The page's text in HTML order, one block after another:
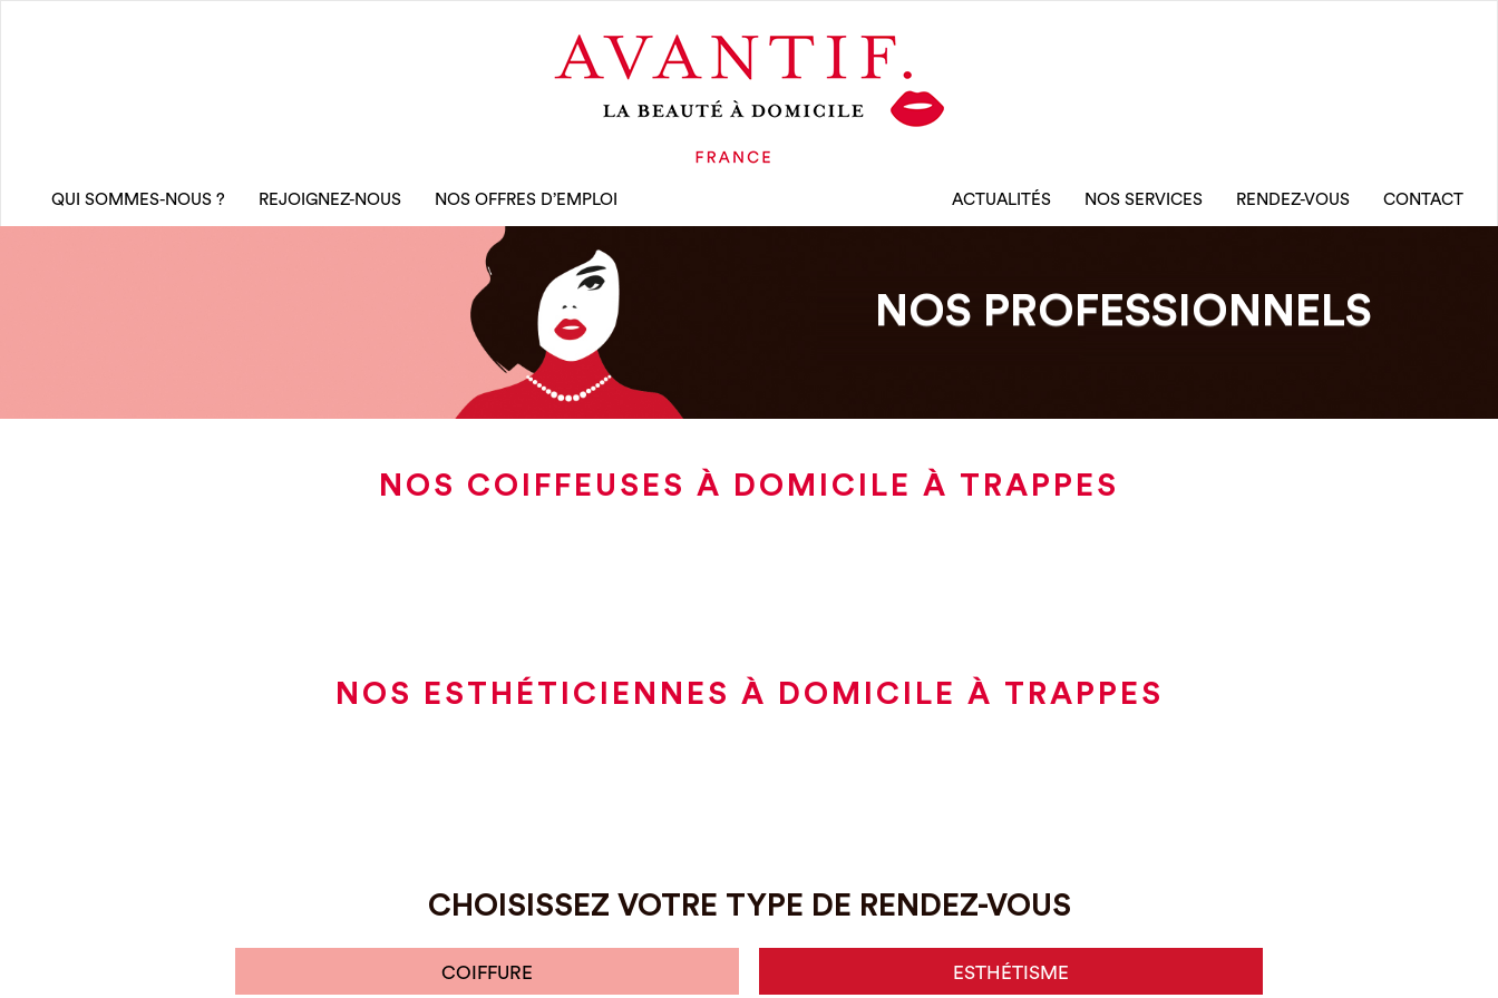
QUI SOMMES-NOUS ? REJOIGNEZ-NOUS NOS OFFRES D’EMPLOI ACTUALITÉS NOS SERVICES RENDEZ-VOUS CONTACT
NOS PROFESSIONNELS
NOS COIFFEUSES À DOMICILE À TRAPPES
NOS ESTHÉTICIENNES À DOMICILE À TRAPPES
CHOISISSEZ VOTRE TYPE DE RENDEZ-VOUS
COIFFURE ESTHÉTISME